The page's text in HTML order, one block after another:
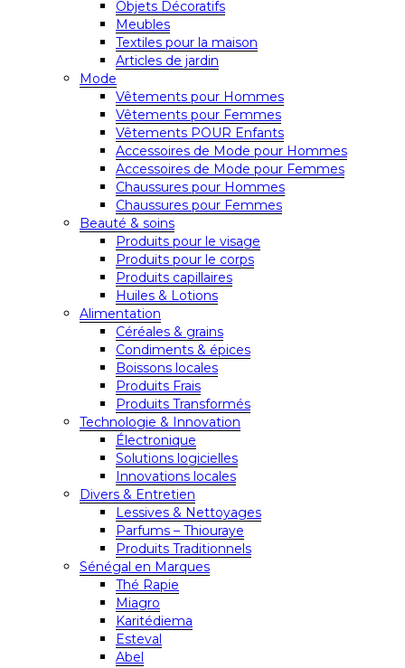
Objets Décoratifs
Meubles
Textiles pour la maison
Articles de jardin
Mode
Vêtements pour Hommes
Vêtements pour Femmes
Vêtements POUR Enfants
Accessoires de Mode pour Hommes
Accessoires de Mode pour Femmes
Chaussures pour Hommes
Chaussures pour Femmes
Beauté & soins
Produits pour le visage
Produits pour le corps
Produits capillaires
Huiles & Lotions
Alimentation
Céréales & grains
Condiments & épices
Boissons locales
Produits Frais
Produits Transformés
Technologie & Innovation
Électronique
Solutions logicielles
Innovations locales
Divers & Entretien
Lessives & Nettoyages
Parfums – Thiouraye
Produits Traditionnels
Sénégal en Marques
Thé Rapie
Miagro
Karitédiema
Esteval
Abel